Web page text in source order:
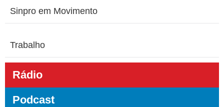
Sinpro em Movimento
Trabalho
Rádio
Podcast